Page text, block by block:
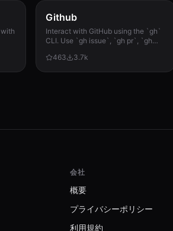
Github
Interact with GitHub using the `gh`
CLI. Use `gh issue`, `gh pr`, `gh
runs, and advanced queries.
463 3.7k
会社
概要
プライバシーポリシー
利用規約